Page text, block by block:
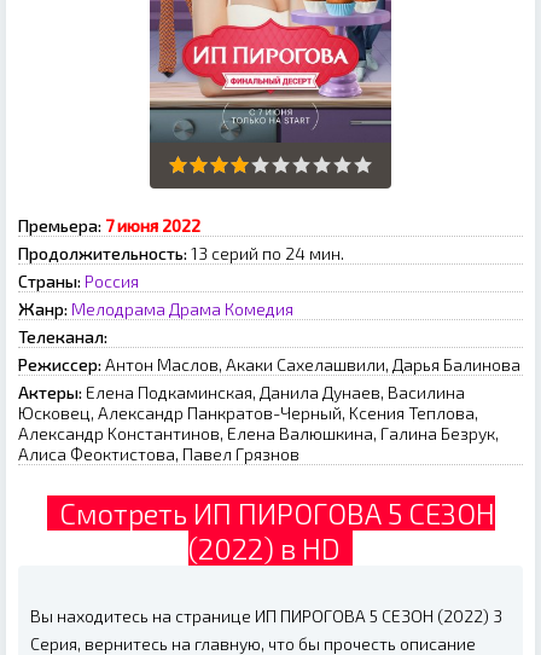
Премьера: 7 июня 2022
Продолжительность: 13 серий по 24 мин.
Страны: Россия
Жанр: Мелодрама Драма Комедия
Телеканал:
Режиссер: Aнтoн Macлoв, Aкaки Caxeлaшвили, Дapья Бaлинoвa
Актеры: Eлeнa Пoдкaминcкaя, Дaнилa Дунaeв, Bacилинa
Юcкoвeц, Aлeкcaндp Пaнкpaтoв-Чepный, Kceния Teплoвa,
Aлeкcaндp Koнcтaнтинoв, Eлeнa Baлюшкинa, Гaлинa Бeзpук,
Aлиca Фeoктиcтoвa, Пaвeл Гpязнoв
Смотреть ИП ПИРОГОВА 5 СЕЗОН
(2022) в HD
Вы находитесь на странице ИП ПИРОГОВА 5 СЕЗОН (2022) 3
Серия, вернитесь на главную, что бы прочесть описание